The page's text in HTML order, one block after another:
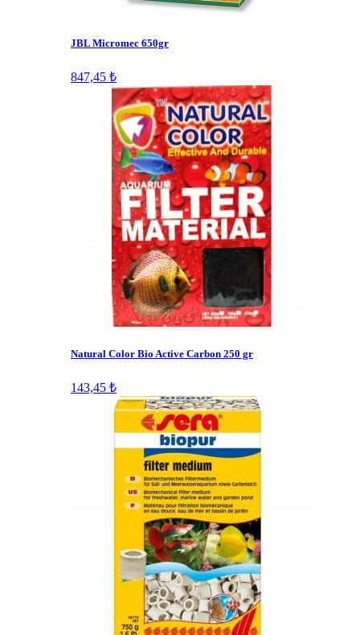
JBL Micromec 650gr
847,45 ₺
Natural Color Bio Active Carbon 250 gr
143,45 ₺